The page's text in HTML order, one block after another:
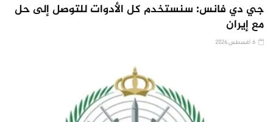
جي دي فانس: سنستخدم كل الأدوات للتوصل إلى حل
مع إيران